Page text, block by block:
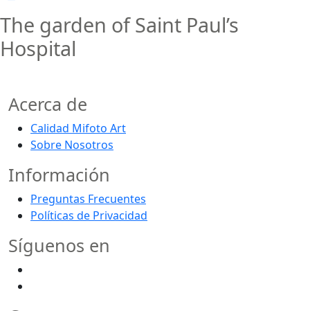
The garden of Saint Paul’s
Hospital
Acerca de
Calidad Mifoto Art
Sobre Nosotros
Información
Preguntas Frecuentes
Políticas de Privacidad
Síguenos en